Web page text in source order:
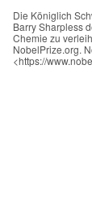
Die Königlich
Barry Sharpless
Chemie zu
NobelPrize.org.
<https://